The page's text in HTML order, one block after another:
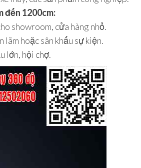
đến 1200cm:
showroom, cửa hàng nhỏ.
lãm hoặc sân khấu sự kiện.
lớn, hội chợ.